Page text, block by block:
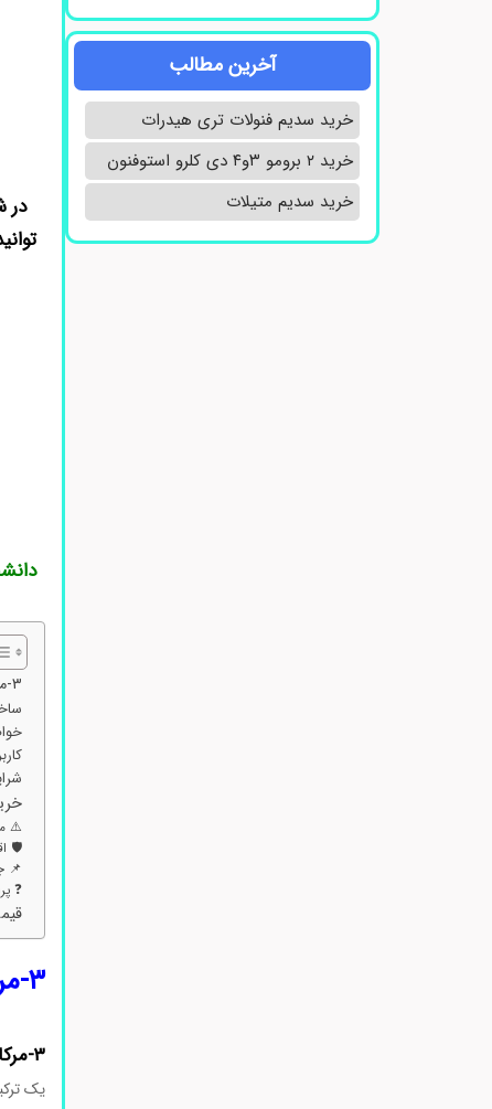
آخرین مطالب
خرید سدیم فنولات تری هیدرات
خرید ۲ برومو ۳و۴ دی‌ کلرو استوفنون
خرید سدیم متیلات
۳-مرکاپتو ۱-پروپانول
خواص
کاربردهای
شرایط خرید ۳-
خرید ۳-
⚠️
🛡️
📌
❓
قیمت
۳-مرکاپتو ۱-پروپانول
۳-مرکاپتو ۱-پروپانول سیگما